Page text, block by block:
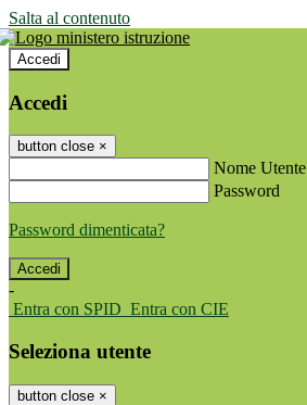
Salta al contenuto
Accedi
Accedi
button close ×
Nome Utente
Password
Password dimenticata?
-
Entra con SPID Entra con CIE
Seleziona utente
button close ×